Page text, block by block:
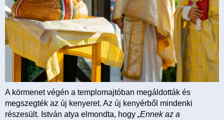
A körmenet végén a templomajtóban megáldották és
megszegték az új kenyeret. Az új kenyérből mindenki
részesült. István atya elmondta, hogy „Ennek az a